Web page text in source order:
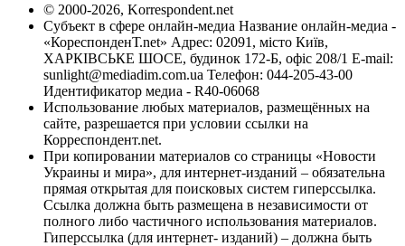
© 2000-2026, Korrespondent.net
Субъект в сфере онлайн-медиа Название онлайн-медиа -
«КореспонденТ.net» Адрес: 02091, місто Київ,
ХАРКІВСЬКЕ ШОСЕ, будинок 172-Б, офіс 208/1 E-mail:
sunlight@mediadim.com.ua Телефон: 044-205-43-00
Идентификатор медиа - R40-06068
Использование любых материалов, размещённых на
сайте, разрешается при условии ссылки на
Корреспондент.net.
При копировании материалов со страницы «Новости
Украины и мира», для интернет-изданий – обязательна
прямая открытая для поисковых систем гиперссылка.
Ссылка должна быть размещена в независимости от
полного либо частичного использования материалов.
Гиперссылка (для интернет- изданий) – должна быть